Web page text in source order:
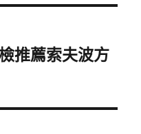
推薦索夫波方